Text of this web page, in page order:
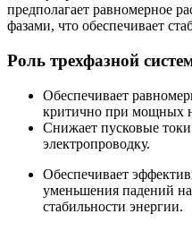
предполагает равномерное
фазами, что обеспечивает
Роль трехфазной
Обеспечивает
критично при мощных
Снижает пусковые
электропроводку.
Обеспечивает
уменьшения падений
стабильности энергии.